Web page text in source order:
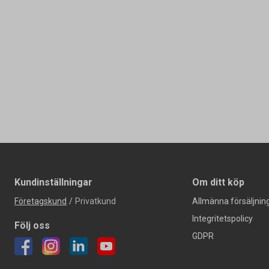
Kundinställningar
Företagskund / Privatkund
Följ oss
Om ditt köp
Allmänna
Integritetspolicy
GDPR